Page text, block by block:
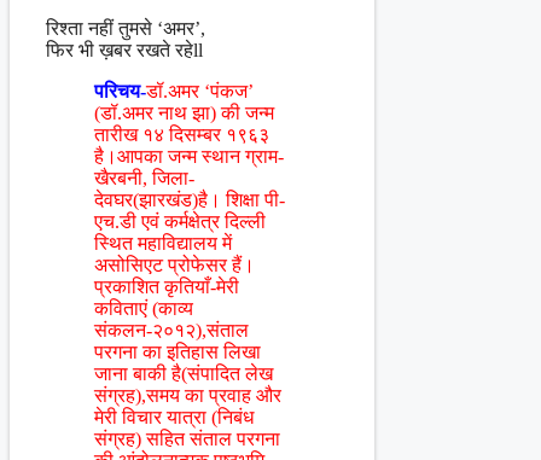
रिश्ता नहीं तुमसे ‘अमर’,
फिर भी ख़बर रखते रहेll
परिचय-डॉ.अमर ‘पंकज’
(डॉ.अमर नाथ झा) की जन्म
तारीख १४ दिसम्बर १९६३
है।आपका जन्म स्थान ग्राम-
खैरबनी, जिला-
देवघर(झारखंड)है। शिक्षा पी-
एच.डी एवं कर्मक्षेत्र दिल्ली
स्थित महाविद्यालय में
असोसिएट प्रोफेसर हैं।
प्रकाशित कृतियाँ-मेरी
कविताएं (काव्य
संकलन-२०१२),संताल
परगना का इतिहास लिखा
जाना बाकी है(संपादित लेख
संग्रह),समय का प्रवाह और
मेरी विचार यात्रा (निबंध
संग्रह) सहित संताल परगना